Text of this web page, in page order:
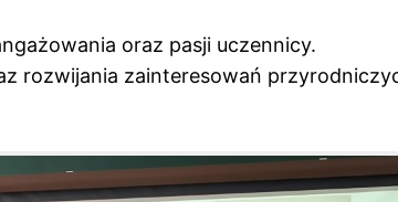
oraz pasji uczennicy.
rozwijania zainteresowań